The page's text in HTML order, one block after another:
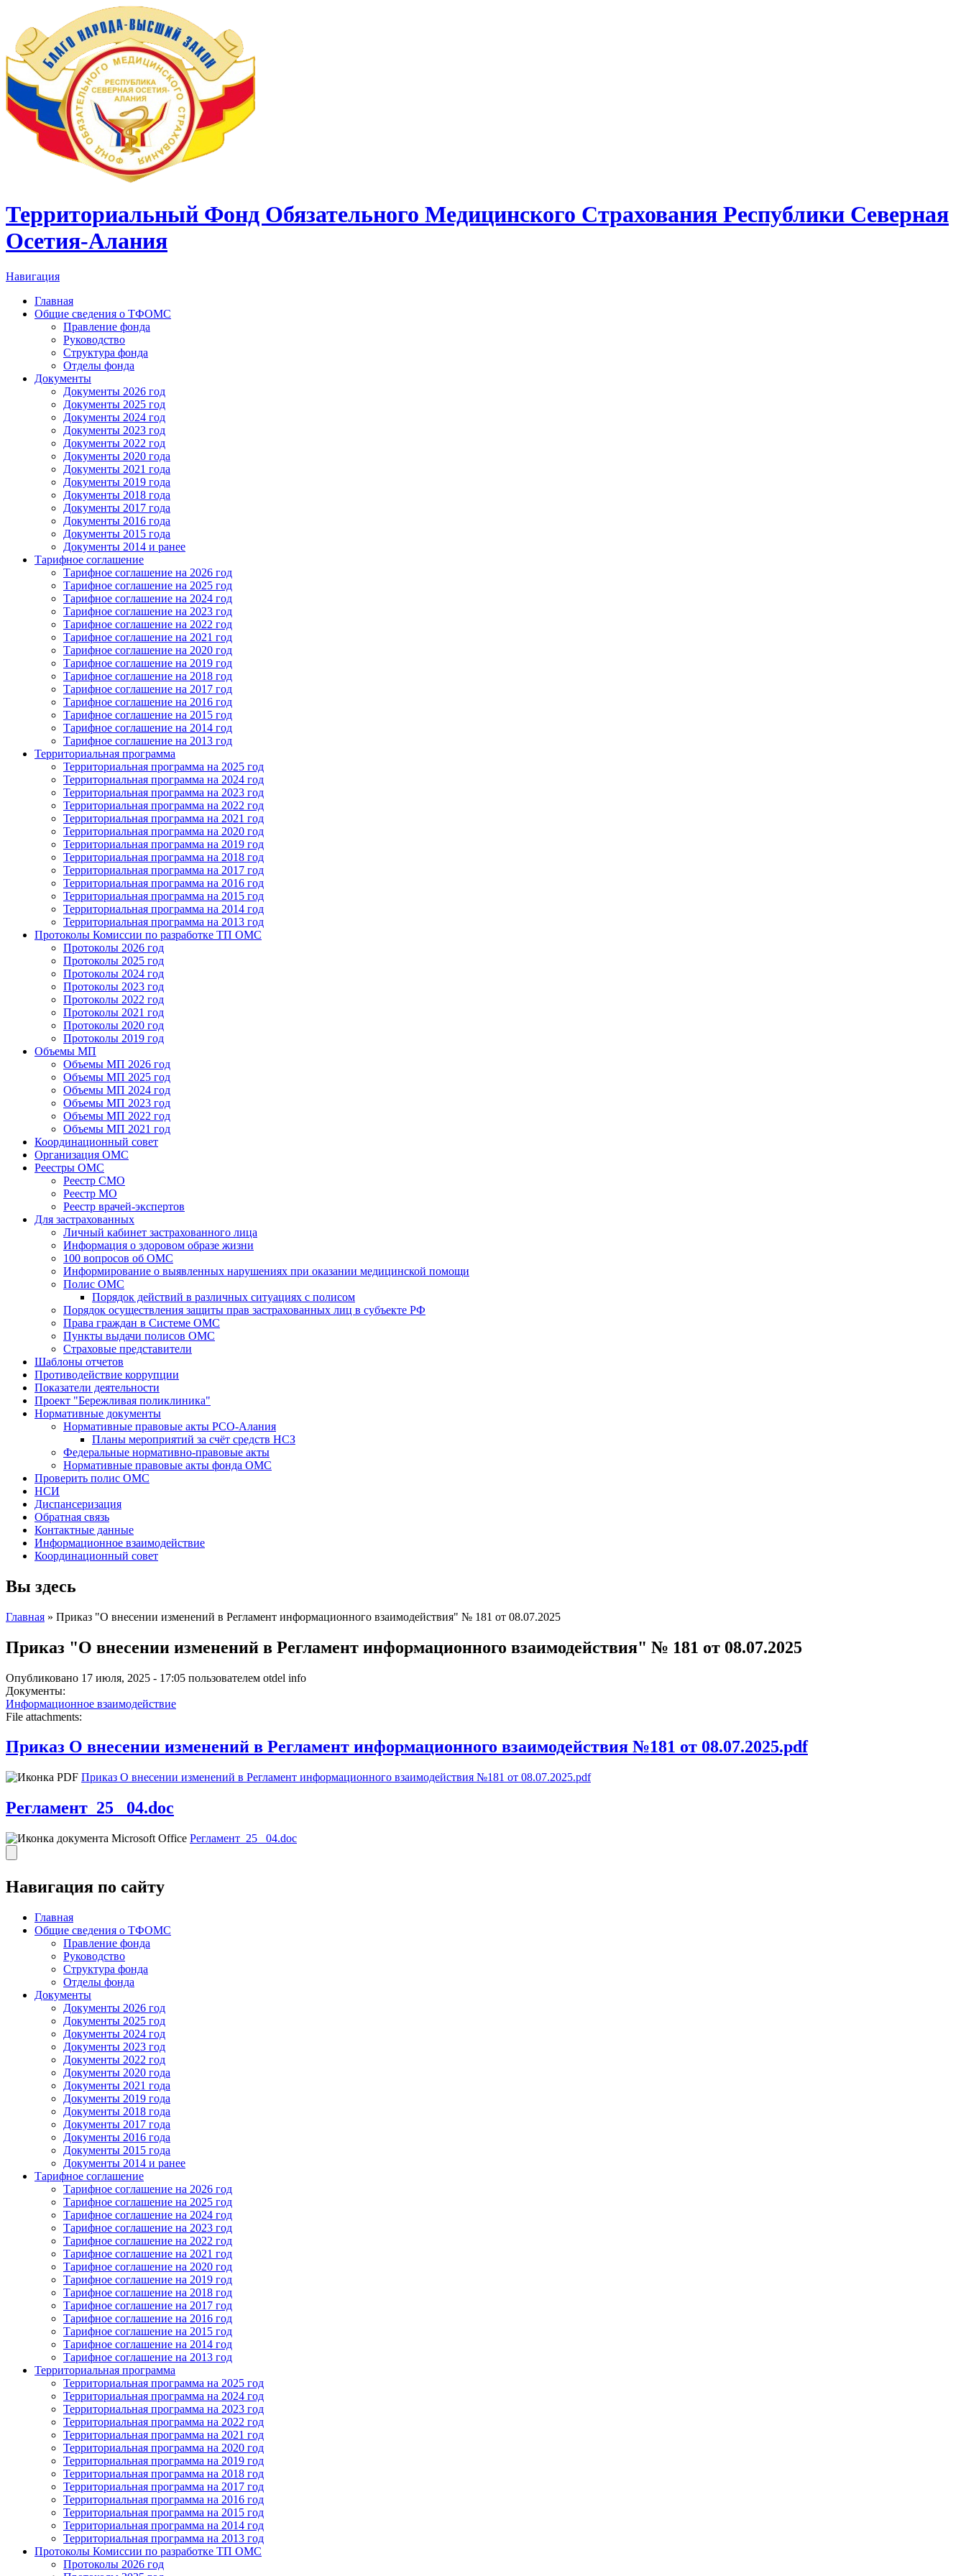
Территориальный Фонд Обязательного Медицинского Страхования Республики Северная
Осетия-Алания
Навигация
Главная
Общие сведения о ТФОМС
Правление фонда
Руководство
Структура фонда
Отделы фонда
Документы
Документы 2026 год
Документы 2025 год
Документы 2024 год
Документы 2023 год
Документы 2022 год
Документы 2020 года
Документы 2021 года
Документы 2019 года
Документы 2018 года
Документы 2017 года
Документы 2016 года
Документы 2015 года
Документы 2014 и ранее
Тарифное соглашение
Тарифное соглашение на 2026 год
Тарифное соглашение на 2025 год
Тарифное соглашение на 2024 год
Тарифное соглашение на 2023 год
Тарифное соглашение на 2022 год
Тарифное соглашение на 2021 год
Тарифное соглашение на 2020 год
Тарифное соглашение на 2019 год
Тарифное соглашение на 2018 год
Тарифное соглашение на 2017 год
Тарифное соглашение на 2016 год
Тарифное соглашение на 2015 год
Тарифное соглашение на 2014 год
Тарифное соглашение на 2013 год
Территориальная программа
Территориальная программа на 2025 год
Территориальная программа на 2024 год
Территориальная программа на 2023 год
Территориальная программа на 2022 год
Территориальная программа на 2021 год
Территориальная программа на 2020 год
Территориальная программа на 2019 год
Территориальная программа на 2018 год
Территориальная программа на 2017 год
Территориальная программа на 2016 год
Территориальная программа на 2015 год
Территориальная программа на 2014 год
Территориальная программа на 2013 год
Протоколы Комиссии по разработке ТП ОМС
Протоколы 2026 год
Протоколы 2025 год
Протоколы 2024 год
Протоколы 2023 год
Протоколы 2022 год
Протоколы 2021 год
Протоколы 2020 год
Протоколы 2019 год
Объемы МП
Объемы МП 2026 год
Объемы МП 2025 год
Объемы МП 2024 год
Объемы МП 2023 год
Объемы МП 2022 год
Объемы МП 2021 год
Координационный совет
Организация ОМС
Реестры ОМС
Реестр СМО
Реестр МО
Реестр врачей-экспертов
Для застрахованных
Личный кабинет застрахованного лица
Информация о здоровом образе жизни
100 вопросов об ОМС
Информирование о выявленных нарушениях при оказании медицинской помощи
Полис ОМС
Порядок действий в различных ситуациях с полисом
Порядок осуществления защиты прав застрахованных лиц в субъекте РФ
Права граждан в Системе ОМС
Пункты выдачи полисов ОМС
Страховые представители
Шаблоны отчетов
Противодействие коррупции
Показатели деятельности
Проект "Бережливая поликлиника"
Нормативные документы
Нормативные правовые акты РСО-Алания
Планы мероприятий за счёт средств НСЗ
Федеральные нормативно-правовые акты
Нормативные правовые акты фонда ОМС
Проверить полис ОМС
НСИ
Диспансеризация
Обратная связь
Контактные данные
Информационное взаимодействие
Координационный совет
Вы здесь
Главная » Приказ "О внесении изменений в Регламент информационного взаимодействия" № 181 от 08.07.2025
Приказ "О внесении изменений в Регламент информационного взаимодействия" № 181 от 08.07.2025
Опубликовано 17 июля, 2025 - 17:05 пользователем otdel info
Документы:
Информационное взаимодействие
File attachments:
Приказ О внесении изменений в Регламент информационного взаимодействия №181 от 08.07.2025.pdf
Приказ О внесении изменений в Регламент информационного взаимодействия №181 от 08.07.2025.pdf
Регламент_25_ 04.doc
Регламент_25_ 04.doc
Навигация по сайту
Главная
Общие сведения о ТФОМС
Правление фонда
Руководство
Структура фонда
Отделы фонда
Документы
Документы 2026 год
Документы 2025 год
Документы 2024 год
Документы 2023 год
Документы 2022 год
Документы 2020 года
Документы 2021 года
Документы 2019 года
Документы 2018 года
Документы 2017 года
Документы 2016 года
Документы 2015 года
Документы 2014 и ранее
Тарифное соглашение
Тарифное соглашение на 2026 год
Тарифное соглашение на 2025 год
Тарифное соглашение на 2024 год
Тарифное соглашение на 2023 год
Тарифное соглашение на 2022 год
Тарифное соглашение на 2021 год
Тарифное соглашение на 2020 год
Тарифное соглашение на 2019 год
Тарифное соглашение на 2018 год
Тарифное соглашение на 2017 год
Тарифное соглашение на 2016 год
Тарифное соглашение на 2015 год
Тарифное соглашение на 2014 год
Тарифное соглашение на 2013 год
Территориальная программа
Территориальная программа на 2025 год
Территориальная программа на 2024 год
Территориальная программа на 2023 год
Территориальная программа на 2022 год
Территориальная программа на 2021 год
Территориальная программа на 2020 год
Территориальная программа на 2019 год
Территориальная программа на 2018 год
Территориальная программа на 2017 год
Территориальная программа на 2016 год
Территориальная программа на 2015 год
Территориальная программа на 2014 год
Территориальная программа на 2013 год
Протоколы Комиссии по разработке ТП ОМС
Протоколы 2026 год